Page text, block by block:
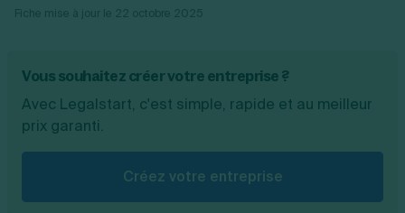
Vous souhaitez créer votre entreprise ?
Avec Legalstart, c'est simple, rapide et au meilleur
prix garanti.
Créez votre entreprise